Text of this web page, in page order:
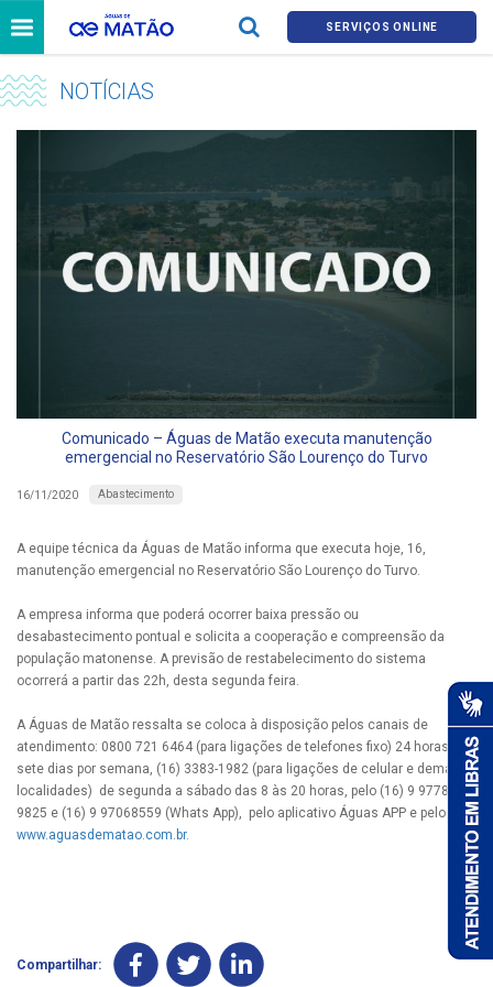
SERVIÇOS ONLINE
NOTÍCIAS
Comunicado – Águas de Matão executa manutenção
emergencial no Reservatório São Lourenço do Turvo
16/11/2020 Abastecimento
A equipe técnica da Águas de Matão informa que executa hoje, 16,
manutenção emergencial no Reservatório São Lourenço do Turvo.
A empresa informa que poderá ocorrer baixa pressão ou
desabastecimento pontual e solicita a cooperação e compreensão da
população matonense. A previsão de restabelecimento do sistema
ocorrerá a partir das 22h, desta segunda feira.
A Águas de Matão ressalta se coloca à disposição pelos canais de
atendimento: 0800 721 6464 (para ligações de telefones fixo) 24 horas,
sete dias por semana, (16) 3383-1982 (para ligações de celular e demais
localidades) de segunda a sábado das 8 às 20 horas, pelo (16) 9 9778-
9825 e (16) 9 97068559 (Whats App), pelo aplicativo Águas APP e pelo site
www.aguasdematao.com.br.
Compartilhar: